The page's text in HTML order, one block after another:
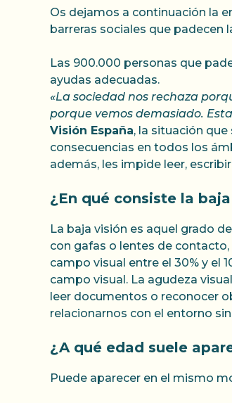
Os dejamos a continuación la
barreras sociales que padecen
Las 900.000 personas que
ayudas adecuadas.
«La sociedad nos rechaza
porque vemos demasiado.
Visión España, la situación
consecuencias en todos los
además, les impide leer,
¿En qué consiste la
La baja visión es aquel grado
con gafas o lentes de
campo visual entre el 30% y el
campo visual. La agudeza
leer documentos o reconocer
relacionarnos con el entorno
¿A qué edad suele
Puede aparecer en el mismo